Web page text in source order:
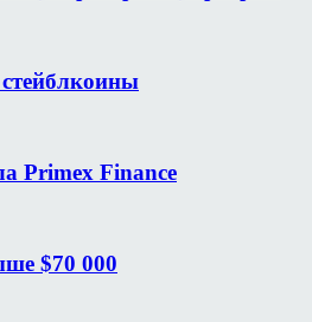
Primex Finance
$70 000